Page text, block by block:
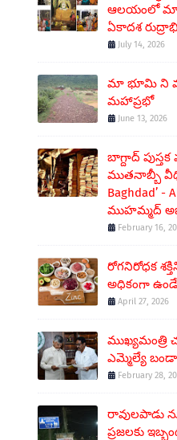
ఆలయంలో
ఏకాదశ
July 14, 2026
మా భూమి ని
మహాప్రభో
June 13, 2026
బాగ్దాద్
ముతనాబ్బీ వీధి
Baghdad’ -
ముహమ్మద్
February 16,
రోగనిరోధక
అధికంగా
April 27, 2026
ముఖ్యమంత్రి
ఎమ్మెల్యే
February 28,
రావులపాడు
ప్రజలకు